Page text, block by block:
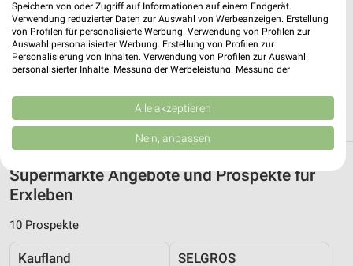
166,07 km • Angebote: 2 Prospekte
NP-Markt Ausleben
Straße der Einheit 26a
39393 Ausleben
162,67 km
Supermärkte Angebote und Prospekte für
Erxleben
10 Prospekte
Kaufland SELGROS
Speichern von oder Zugriff auf Informationen auf einem Endgerät.
Verwendung reduzierter Daten zur Auswahl von Werbeanzeigen. Erstellung
von Profilen für personalisierte Werbung. Verwendung von Profilen zur
Auswahl personalisierter Werbung. Erstellung von Profilen zur
Personalisierung von Inhalten. Verwendung von Profilen zur Auswahl
personalisierter Inhalte. Messung der Werbeleistung. Messung der
Kombinationen von Daten aus verschiedenen Quellen. Entwicklung und
Verbesserung der Angebote. Verwendung reduzierter Daten zur Auswahl
von Inhalten.
Daten können außerhalb der Europäischen Union weitergegeben und in die
USA gesendet werden.
Website/App.
Partnerliste anzeigen (1 IAB-Anbieter)
Wir nutzen Ihre Daten für folgende Zwecke:
Speichern von oder Zugriff auf Informationen
Alle akzeptieren
Nein, anpassen